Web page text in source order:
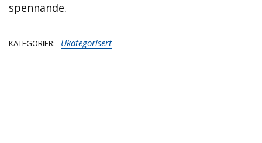
spennande.
KATEGORIER Ukategorisert